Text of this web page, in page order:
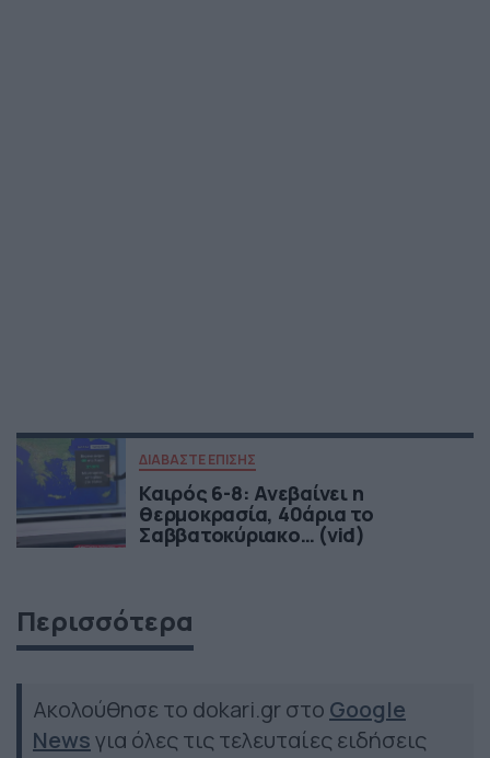
ΔΙΑΒΑΣΤΕ ΕΠΙΣΗΣ
Καιρός 6-8: Ανεβαίνει η
θερμοκρασία, 40άρια το
Σαββατοκύριακο… (vid)
Περισσότερα
Ακολούθησε το dokari.gr στο Google
Newsγια όλες τις τελευταίες ειδήσεις